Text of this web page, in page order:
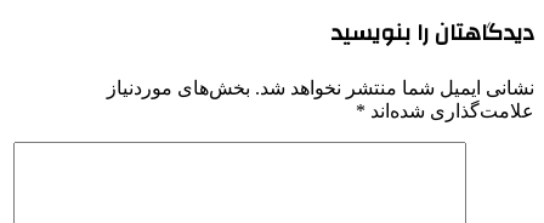
دیدگاهتان را بنویسید
نشانی ایمیل شما منتشر نخواهد شد. بخش‌های موردنیاز
علامت‌گذاری شده‌اند *